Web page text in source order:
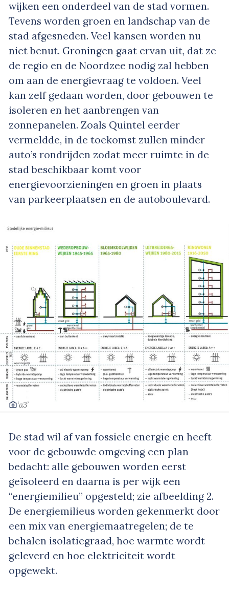
wijken een onderdeel van de stad vormen.
Tevens worden groen en landschap van de
stad afgesneden. Veel kansen worden nu
niet benut. Groningen gaat ervan uit, dat ze
de regio en de Noordzee nodig zal hebben
om aan de energievraag te voldoen. Veel
kan zelf gedaan worden, door gebouwen te
isoleren en het aanbrengen van
zonnepanelen. Zoals Quintel eerder
vermeldde, in de toekomst zullen minder
auto’s rondrijden zodat meer ruimte in de
stad beschikbaar komt voor
energievoorzieningen en groen in plaats
van parkeerplaatsen en de autoboulevard.
‘a3’
De stad wil af van fossiele energie en heeft
voor de gebouwde omgeving een plan
bedacht: alle gebouwen worden eerst
geïsoleerd en daarna is per wijk een
“energiemilieu” opgesteld; zie afbeelding 2.
De energiemilieus worden gekenmerkt door
een mix van energiemaatregelen; de te
behalen isolatiegraad, hoe warmte wordt
geleverd en hoe elektriciteit wordt
opgewekt.